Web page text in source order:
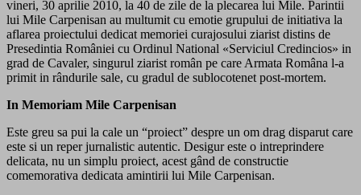
vineri, 30 aprilie 2010, la 40 de zile de la plecarea lui Mile. Parintii
lui Mile Carpenisan au multumit cu emotie grupului de initiativa la
aflarea proiectului dedicat memoriei curajosului ziarist distins de
Presedintia României cu Ordinul National «Serviciul Credincios» in
grad de Cavaler, singurul ziarist român pe care Armata Româna l-a
primit in rândurile sale, cu gradul de sublocotenet post-mortem.
In Memoriam Mile Carpenisan
Este greu sa pui la cale un “proiect” despre un om drag disparut care
este si un reper jurnalistic autentic. Desigur este o intreprindere
delicata, nu un simplu proiect, acest gând de constructie
comemorativa dedicata amintirii lui Mile Carpenisan.